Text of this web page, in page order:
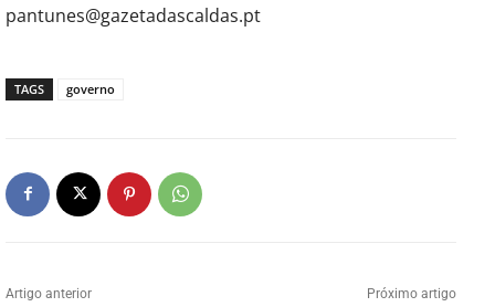
pantunes@gazetadascaldas.pt
TAGS governo
Artigo anterior Próximo artigo